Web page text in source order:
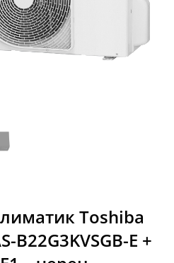
Toshiba
B22G3KVSGB-E +